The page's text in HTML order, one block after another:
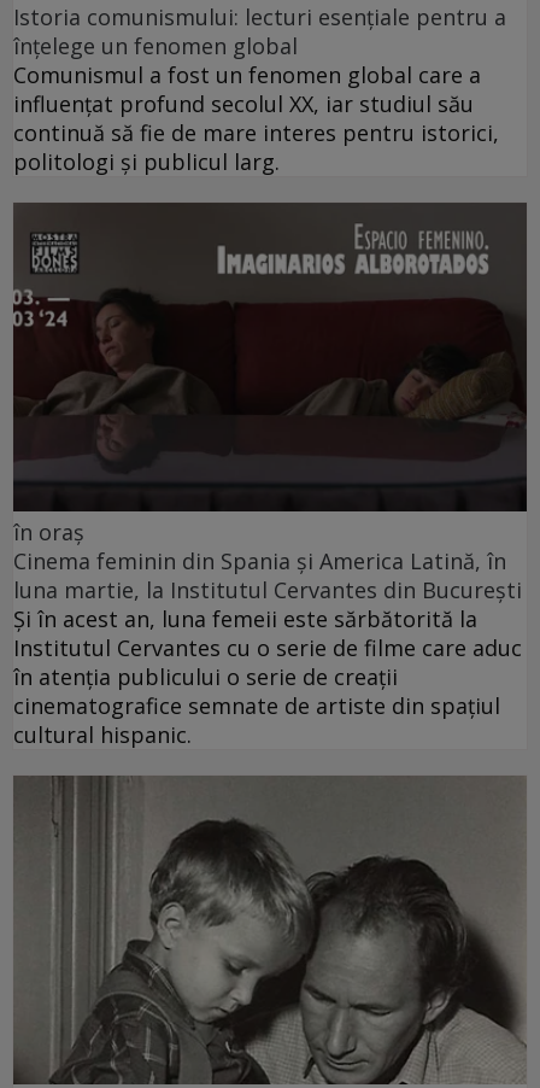
Istoria comunismului: lecturi esențiale pentru a
înțelege un fenomen global
Comunismul a fost un fenomen global care a
influențat profund secolul XX, iar studiul său
continuă să fie de mare interes pentru istorici,
politologi și publicul larg.
în oraș
Cinema feminin din Spania și America Latină, în
luna martie, la Institutul Cervantes din București
Și în acest an, luna femeii este sărbătorită la
Institutul Cervantes cu o serie de filme care aduc
în atenția publicului o serie de creații
cinematografice semnate de artiste din spațiul
cultural hispanic.